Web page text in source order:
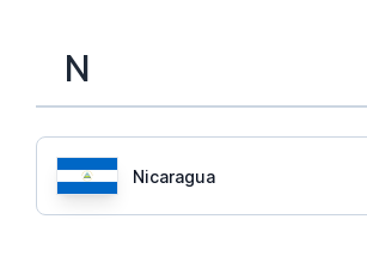
N
Nicaragua